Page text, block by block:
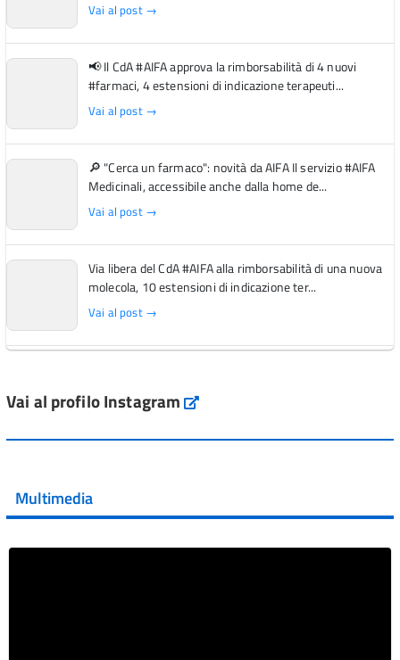
Vai al post →
📢 Il CdA #AIFA approva la rimborsabilità di 4 nuovi
#farmaci, 4 estensioni di indicazione terapeuti...
Vai al post →
🔎 "Cerca un farmaco": novità da AIFA Il servizio #AIFA
Medicinali, accessibile anche dalla home de...
Vai al post →
Via libera del CdA #AIFA alla rimborsabilità di una nuova
molecola, 10 estensioni di indicazione ter...
Vai al post →
Vai al post →
Vai al post →
Vai al profilo Instagram Instagram
Multimedia